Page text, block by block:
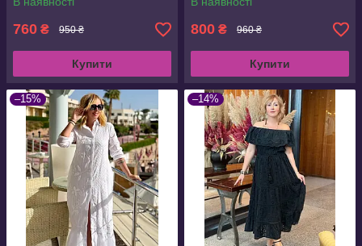
760 ₴ 950 ₴
Купити
800 ₴ 960 ₴
Купити
–15% –14%